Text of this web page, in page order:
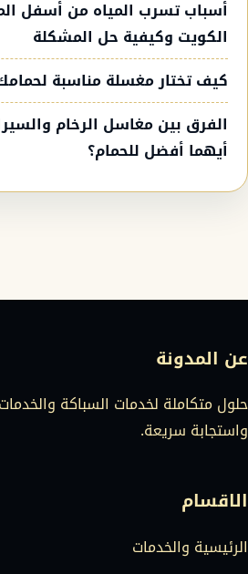
أسباب تسرب المياه من أسفل
الكويت وكيفية حل المشكلة
كيف تختار مغسلة مناسبة
الفرق بين مغاسل الرخام
أيهما أفضل للحمام؟
عن المدونة
حلول متكاملة لخدمات السباكة
واستجابة سريعة.
الاقسام
الرئيسية والخدمات